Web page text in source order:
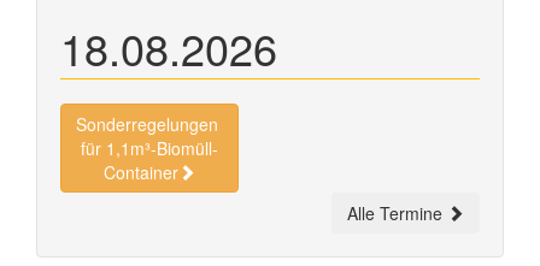
18.08.2026
Sonderregelungen
für 1,1m³-Biomüll-
Container
Alle Termine